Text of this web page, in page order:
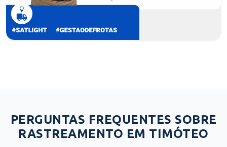
PERGUNTAS FREQUENTES SOBRE
RASTREAMENTO EM TIMÓTEO